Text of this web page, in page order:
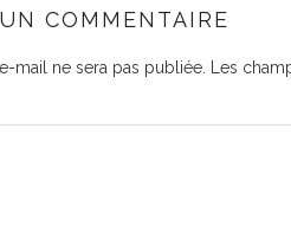
COMMENTAIRE
mail ne sera pas publiée. Les